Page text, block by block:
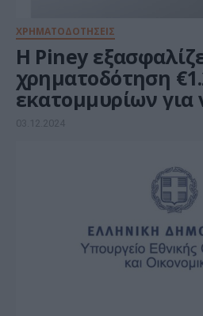
ΧΡΗΜΑΤΟΔΟΤΗΣΕΙΣ
Η Piney
χρηματοδότηση
εκατομμυρίων για
το Ευρωπαϊκό της
03.12.2024